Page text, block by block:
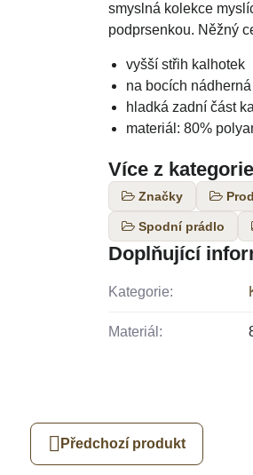
smyslná kolekce
podprsenkou. Něžný
vyšší střih kalhotek
na bocích
hladká zadní část
materiál: 80%
Více z kategorie
Značky
Spodní prádlo
Doplňující
Kategorie:
Materiál:
Předchozí produkt